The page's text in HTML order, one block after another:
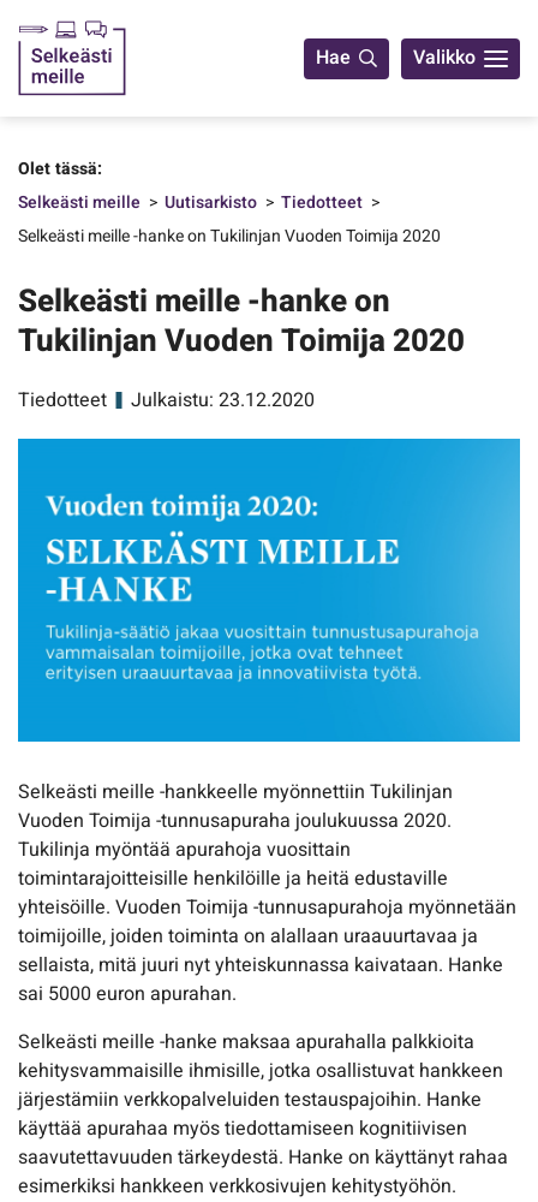
Hae Valikko
Yhteystiedot
Olet tässä:
Selkeästi meille
Uutisarkisto
Tiedotteet
Selkeästi meille -hanke on Tukilinjan Vuoden Toimija 2020
Selkeästi meille -hanke on
Tukilinjan Vuoden Toimija 2020
Tiedotteet Julkaistu: 23.12.2020
Selkeästi meille -hankkeelle myönnettiin Tukilinjan
Vuoden Toimija -tunnusapuraha joulukuussa 2020.
Tukilinja myöntää apurahoja vuosittain
toimintarajoitteisille henkilöille ja heitä edustaville
yhteisöille. Vuoden Toimija -tunnusapurahoja myönnetään
toimijoille, joiden toiminta on alallaan uraauurtavaa ja
sellaista, mitä juuri nyt yhteiskunnassa kaivataan. Hanke
sai 5000 euron apurahan.
Selkeästi meille -hanke maksaa apurahalla palkkioita
kehitysvammaisille ihmisille, jotka osallistuvat hankkeen
järjestämiin verkkopalveluiden testauspajoihin. Hanke
käyttää apurahaa myös tiedottamiseen kognitiivisen
saavutettavuuden tärkeydestä. Hanke on käyttänyt rahaa
esimerkiksi hankkeen verkkosivujen kehitystyöhön.